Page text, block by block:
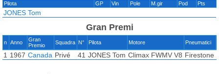
Pilota GP Vin Pole M.gir Pod Pts
JONES Tom
Gran Premi
n Anno
Gran
Premio
Squadra N° Pilota Motore Pneumatici
1 1967 Canada Privé 41 JONES Tom Climax FWMV V8 Firestone